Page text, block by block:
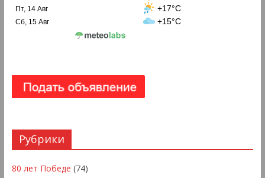
Пт, 14 Авг +17°C
Сб, 15 Авг +15°C
Рубрики
80 лет Победе (74)